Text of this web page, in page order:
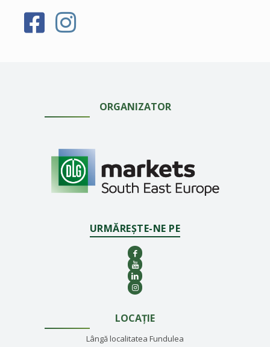
ORGANIZATOR
URMĂREȘTE-NE PE
LOCAȚIE
Lângă localitatea Fundulea